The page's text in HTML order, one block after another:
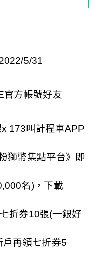
5/31
官方帳號好友
173叫計程車APP
獅幣集點平台》即
名)，下載
折券10張(一銀好
再領七折券5